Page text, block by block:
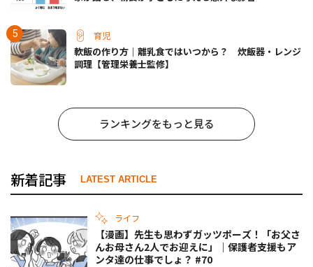
育児
軟飯の作り方｜離乳食ではいつから？ 炊飯器・レンジ
調理【管理栄養士監修】
ランキングをもっと見る
新着記事 LATEST ARTICLE
ライフ
【漫画】先生も思わずガッツポーズ！「お父さ
んお母さん2人でお迎えに」｜保護者支援もア
ンタ達の仕事でしょ？ #70